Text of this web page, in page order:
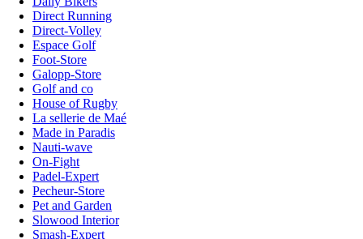
Direct Running
Direct-Volley
Espace Golf
Foot-Store
Galopp-Store
Golf and co
House of Rugby
La sellerie de Maé
Made in Paradis
Nauti-wave
On-Fight
Padel-Expert
Pecheur-Store
Pet and Garden
Slowood Interior
Smash-Expert